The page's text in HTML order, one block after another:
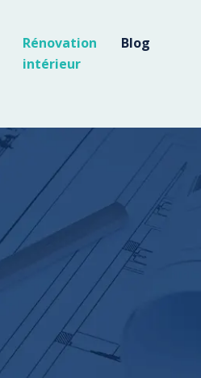
Rénovation
intérieur
Blog